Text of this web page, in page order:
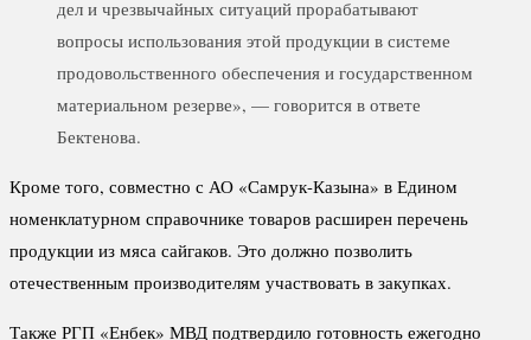
дел и чрезвычайных ситуаций прорабатывают
вопросы использования этой продукции в системе
продовольственного обеспечения и государственном
материальном резерве», — говорится в ответе
Бектенова.
Кроме того, совместно с АО «Самрук-Казына» в Едином
номенклатурном справочнике товаров расширен перечень
продукции из мяса сайгаков. Это должно позволить
отечественным производителям участвовать в закупках.
Также РГП «Енбек» МВД подтвердило готовность ежегодно